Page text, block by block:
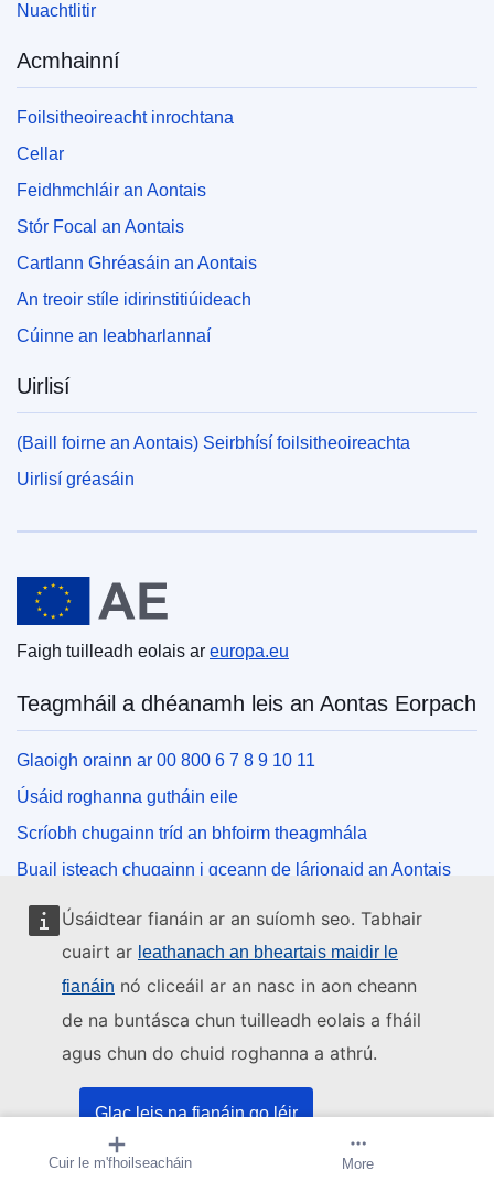
Úsáidtear fianáin ar an suíomh seo. Tabhair
cuairt ar leathanach an bheartais maidir le
fianáin nó cliceáil ar an nasc in aon cheann
de na buntásca chun tuilleadh eolais a fháil
agus chun do chuid roghanna a athrú.
Glac leis na fianáin go léir
Ná glac ach leis na fianáin riachtanacha
Cuir le m'fhoilseacháin Cruthaigh foláireamh
More
Nuachtlitir
Acmhainní
Foilsitheoireacht inrochtana
Cellar
Feidhmchláir an Aontais
Stór Focal an Aontais
Cartlann Ghréasáin an Aontais
An treoir stíle idirinstitiúideach
Cúinne an leabharlannaí
Uirlisí
(Baill foirne an Aontais) Seirbhísí foilsitheoireachta
Uirlisí gréasáin
An tAontas Eorpach
Faigh tuilleadh eolais ar europa.eu
Teagmháil a dhéanamh leis an Aontas Eorpach
Glaoigh orainn ar 00 800 6 7 8 9 10 11
Úsáid roghanna gutháin eile
Scríobh chugainn tríd an bhfoirm theagmhála
Buail isteach chugainn i gceann de lárionaid an Aontais
Na meáin shóisialta
Cuardaigh cuntais an Aontais Eorpaigh ar na meáin
shóisialta
Institiúidí agus comhlachtaí an Aontais
Eorpaigh
Cuardaigh na hinstitiúidí agus na comhlachtaí uile de
chuid an Aontais Eorpaigh